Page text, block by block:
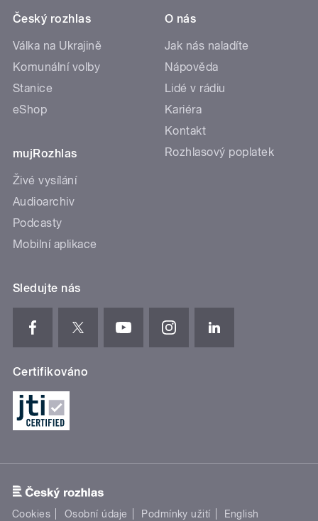
Český rozhlas
Válka na Ukrajině
Komunální volby
Stanice
eShop
mujRozhlas
Živé vysílání
Audioarchiv
Podcasty
Mobilní aplikace
O nás
Jak nás naladíte
Nápověda
Lidé v rádiu
Kariéra
Kontakt
Rozhlasový poplatek
Sledujte nás
Certifikováno
Cookies Osobní údaje Podmínky užití English